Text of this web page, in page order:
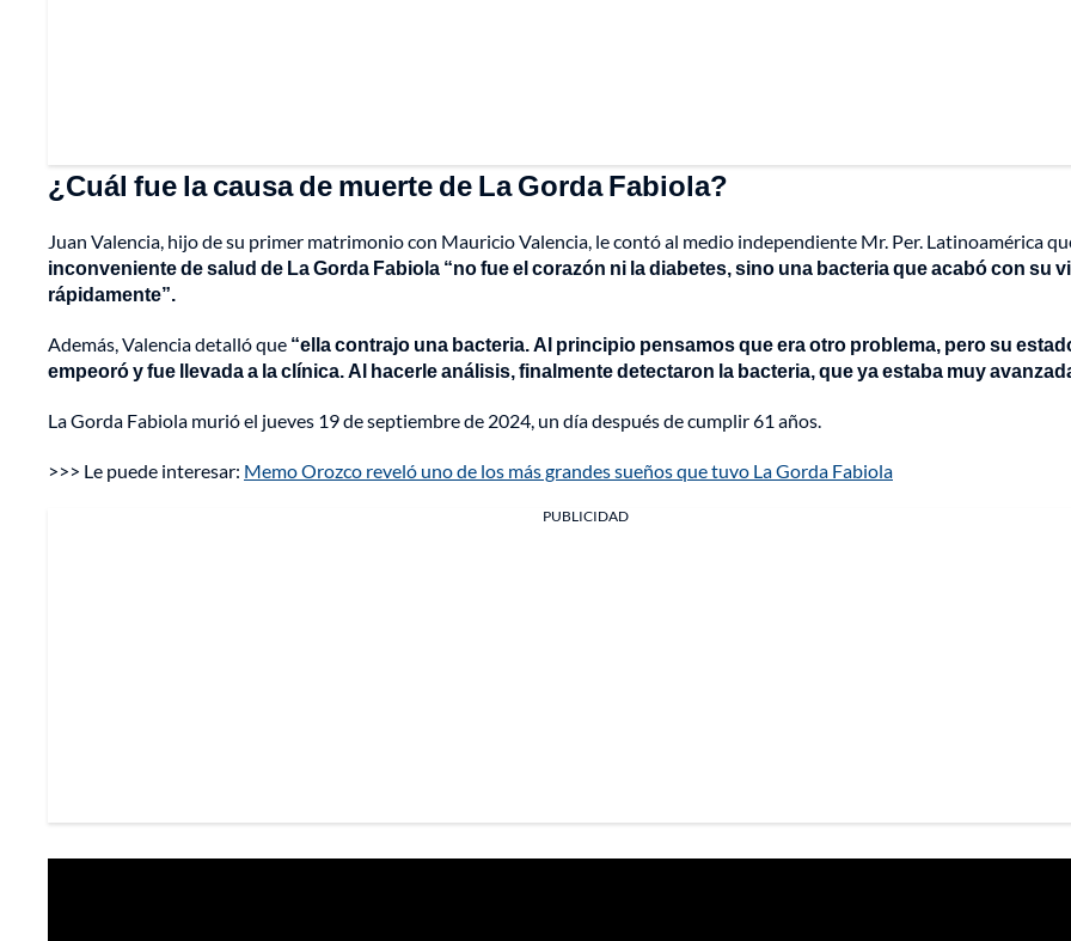
¿Cuál fue la causa de muerte de La Gorda Fabiola?
Juan Valencia, hijo de su primer matrimonio con Mauricio Valencia, le contó al medio independiente Mr. Per. Latinoamérica
inconveniente de salud de La Gorda Fabiola “no fue el corazón ni la diabetes, sino una bacteria que acabó con su
rápidamente”.
Además, Valencia detalló que “ella contrajo una bacteria. Al principio pensamos que era otro problema, pero su
empeoró y fue llevada a la clínica. Al hacerle análisis, finalmente detectaron la bacteria, que ya estaba muy
La Gorda Fabiola murió el jueves 19 de septiembre de 2024, un día después de cumplir 61 años.
>>> Le puede interesar: Memo Orozco reveló uno de los más grandes sueños que tuvo La Gorda Fabiola
PUBLICIDAD